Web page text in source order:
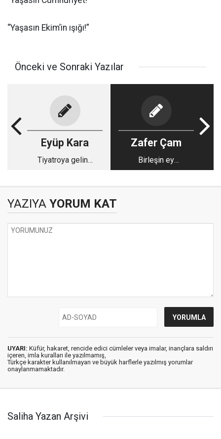
“Yaşasın Ekim’in ışığı!”
Önceki ve Sonraki Yazılar
Eyüp Kara
Tiyatroya gelin…
Zafer Çam
Birleşin ey
Müslümanlar
YAZIYA YORUM KAT
UYARI: Küfür, hakaret, rencide edici cümleler veya imalar, inançlara saldırı
içeren, imla kuralları ile yazılmamış,
Türkçe karakter kullanılmayan ve büyük harflerle yazılmış yorumlar
onaylanmamaktadır.
Saliha Yazan Arşivi